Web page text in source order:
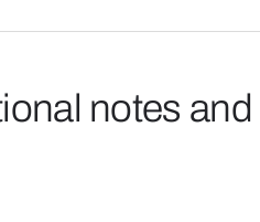
notes